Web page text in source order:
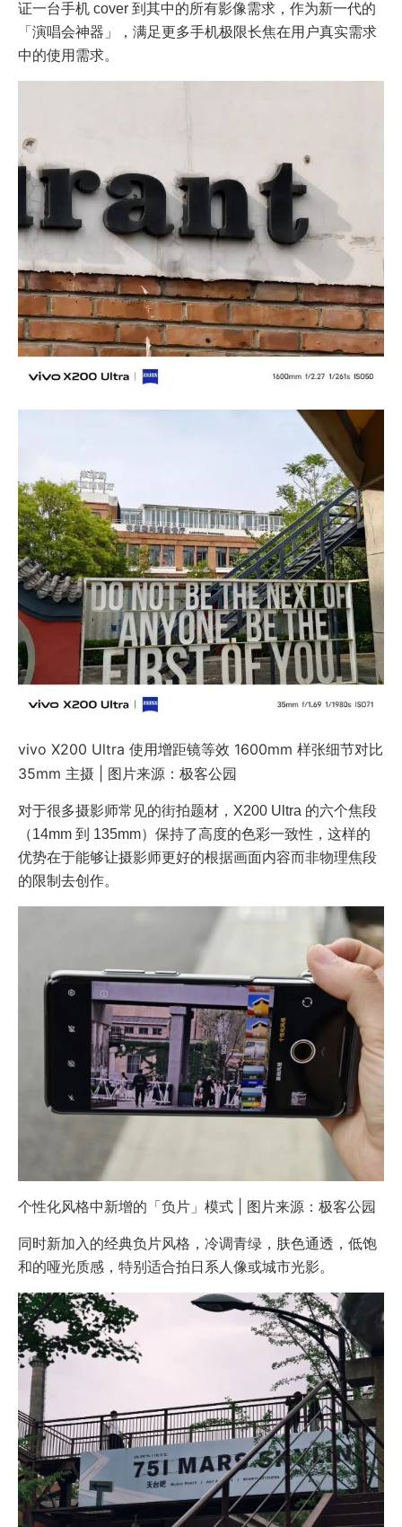
证一台手机 cover 到其中的所有影像需求，作为新一代的
「演唱会神器」，满足更多手机极限长焦在用户真实需求
中的使用需求。
vivo X200 Ultra 使用增距镜等效 1600mm 样张细节对比
35mm 主摄 | 图片来源：极客公园
对于很多摄影师常见的街拍题材，X200 Ultra 的六个焦段
（14mm 到 135mm）保持了高度的色彩一致性，这样的
优势在于能够让摄影师更好的根据画面内容而非物理焦段
的限制去创作。
个性化风格中新增的「负片」模式 | 图片来源：极客公园
同时新加入的经典负片风格，冷调青绿，肤色通透，低饱
和的哑光质感，特别适合拍日系人像或城市光影。